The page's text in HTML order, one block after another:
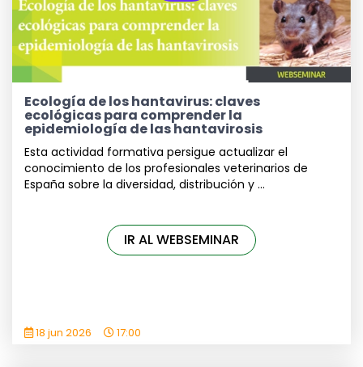
Ecología de los hantavirus: claves
ecológicas para comprender la
epidemiología de las hantavirosis
Esta actividad formativa persigue actualizar el
conocimiento de los profesionales veterinarios de
España sobre la diversidad, distribución y ...
18 jun 2026 17:00
IR AL WEBSEMINAR